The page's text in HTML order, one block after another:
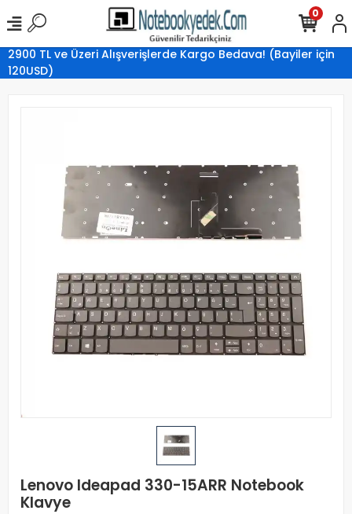
2900 TL ve Üzeri Alışverişlerde Kargo Bedava! (Bayiler için
120USD)
0
Lenovo Ideapad 330-15ARR Notebook
Klavye